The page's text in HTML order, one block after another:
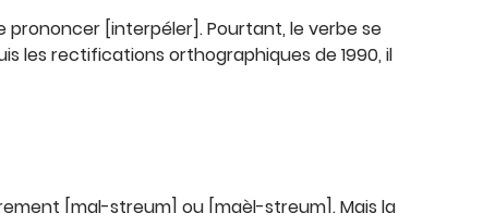
prononcer [interpéler]. Pourtant, le verbe se
les rectifications orthographiques de 1990, il
[mal-streum] ou [maèl-streum]. Mais la